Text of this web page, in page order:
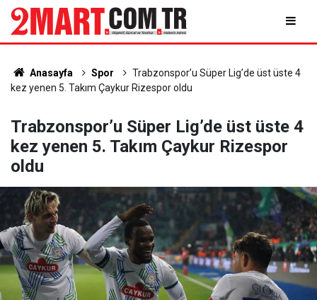
Anasayfa Spor
Trabzonspor’u Süper Lig’de üst üste 4
kez yenen 5. Takım Çaykur Rizespor oldu
Trabzonspor’u Süper Lig’de üst üste 4
kez yenen 5. Takım Çaykur Rizespor
oldu